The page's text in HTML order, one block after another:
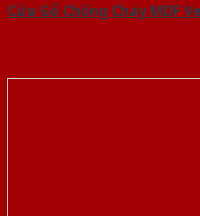
Cửa Gỗ Chống Cháy MDF